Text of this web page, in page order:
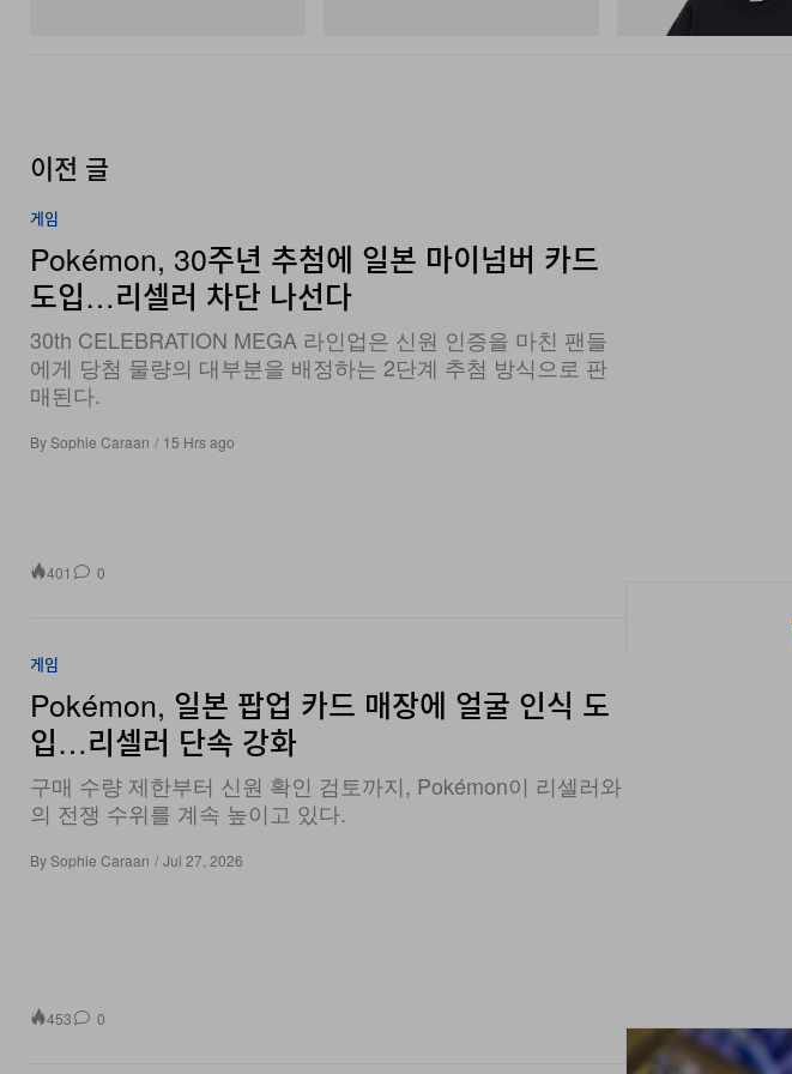
이전 글
게임
Pokémon, 30주년 추첨에 일본 마이넘버 카드
도입…리셀러 차단 나선다
30th CELEBRATION MEGA 라인업은 신원 인증을 마친 팬들
에게 당첨 물량의 대부분을 배정하는 2단계 추첨 방식으로 판
매된다.
BySophie Caraan / 15 Hrs ago
401 0
게임
Pokémon, 일본 팝업 카드 매장에 얼굴 인식 도
입…리셀러 단속 강화
구매 수량 제한부터 신원 확인 검토까지, Pokémon이 리셀러와
의 전쟁 수위를 계속 높이고 있다.
BySophie Caraan / Jul 27, 2026
453 0